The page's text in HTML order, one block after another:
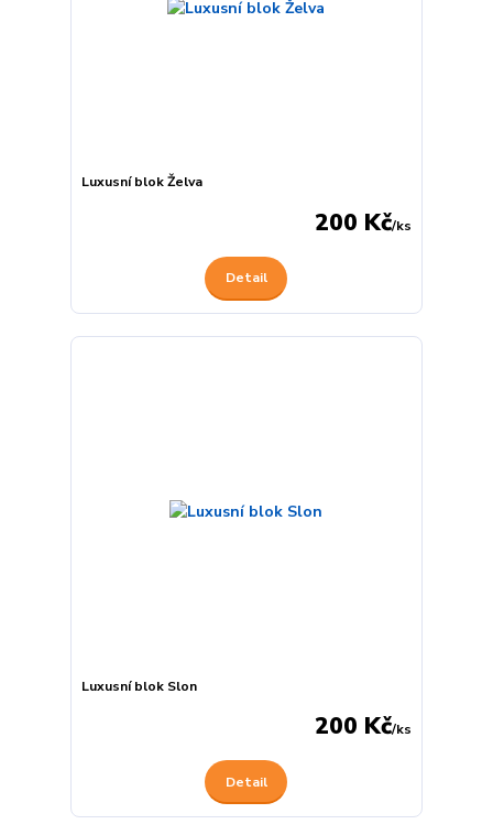
Luxusní blok Želva
200 Kč/ks
Detail
Luxusní blok Slon
200 Kč/ks
Detail